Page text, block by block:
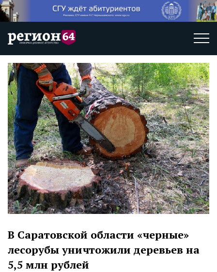
В Саратовской области «черные»
лесорубы уничтожили деревьев на
5,5 млн рублей